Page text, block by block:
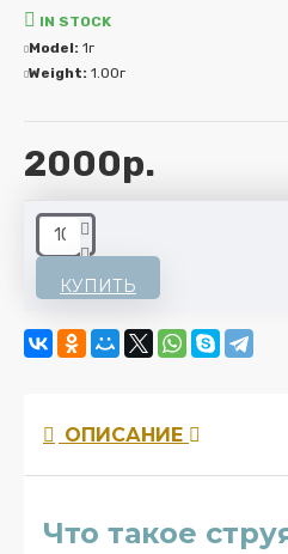
2000р.
IN STOCK
Model: 1г
Weight: 1.00г
КУПИТЬ
ОПИСАНИЕ
Что такое